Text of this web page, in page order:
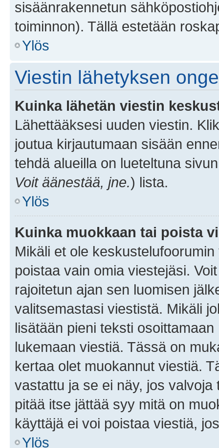
sisäänrakennetun
toiminnon). Tällä estetään
Ylös
Viestin lähetyksen
Kuinka lähetän viestin
Lähettääksesi uuden viestin.
joutua kirjautumaan sisään
tehdä alueilla on lueteltuna
Voit äänestää, jne.) lista.
Ylös
Kuinka muokkaan tai poista
Mikäli et ole
poistaa vain omia viestejäsi.
rajoitetun ajan sen luomisen
valitsemastasi viestistä. Mikäli
lisätään pieni teksti
lukemaan viestiä. Tässä on
kertaa olet muokannut viestiä.
vastattu ja se ei näy, jos
pitää itse jättää syy mitä on
käyttäjä ei voi poistaa viestiä,
Ylös